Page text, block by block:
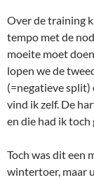
Over de training
tempo met de
moeite moet
lopen we de
(=negatieve split)
vind ik zelf. De
en die had ik toch
Toch was dit een
wintertoer, maar